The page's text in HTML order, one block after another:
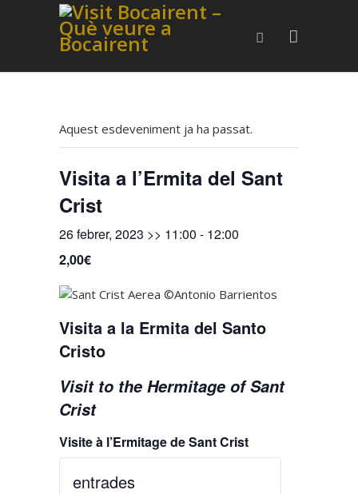
Aquest esdeveniment ja ha passat.
Visita a l’Ermita del Sant
Crist
26 febrer, 2023 >> 11:00 - 12:00
2,00€
Visita a la Ermita del Santo
Cristo
Visit to the Hermitage of Sant
Crist
Visite à l’Ermitage de Sant Crist
entrades